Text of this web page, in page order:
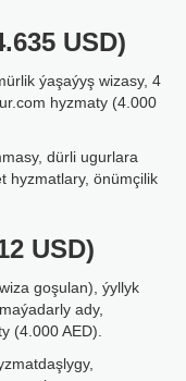
USD)
ýaşaýyş wizasy, 4
hyzmaty (4.000
dürli ugurlara
hyzmatlary, önümçilik
USD)
goşulan), ýyllyk
ady,
(4.000 AED).